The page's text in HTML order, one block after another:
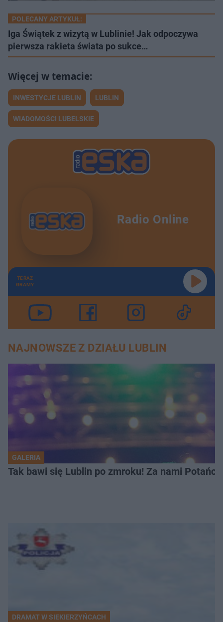
POLECANY ARTYKUŁ:
Iga Świątek z wizytą w Lublinie! Jak odpoczywa
pierwsza rakieta świata po sukce…
INWESTYCJE LUBLIN LUBLIN
WIADOMOŚCI LUBELSKIE
Radio Online
TERAZ
GRAMY
NAJNOWSZE Z DZIAŁU LUBLIN
GALERIA
Tak bawi się Lublin po zmroku! Za nami
DRAMAT W SIEKIERZYŃCACH